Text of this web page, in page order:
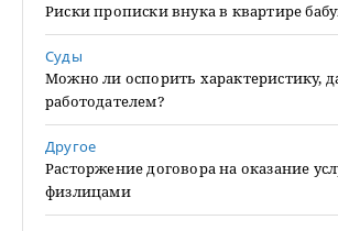
Риски прописки внука в квартире
Суды
Можно ли оспорить характеристику,
работодателем?
Другое
Расторжение договора на оказание
физлицами